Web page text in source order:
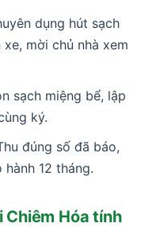
dụng hút sạch
mời chủ nhà xem
sạch miệng bể, lập
ký.
đúng số đã báo,
12 tháng.
Hóa tính